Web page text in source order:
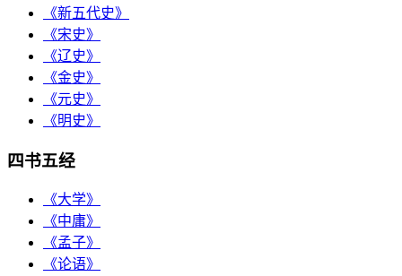
《新五代史》
《宋史》
《辽史》
《金史》
《元史》
《明史》
四书五经
《大学》
《中庸》
《孟子》
《论语》